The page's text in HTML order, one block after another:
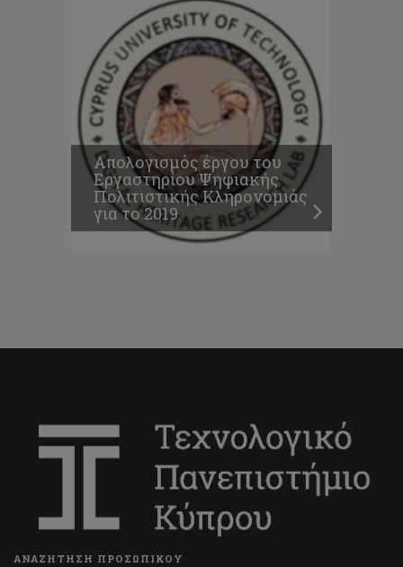
Απολογισμός έργου του
Εργαστηρίου Ψηφιακής
Πολιτιστικής Κληρονομιάς
για το 2019
ΑΝΑΖΗΤΗΣΗ ΠΡΟΣΩΠΙΚΟΥ